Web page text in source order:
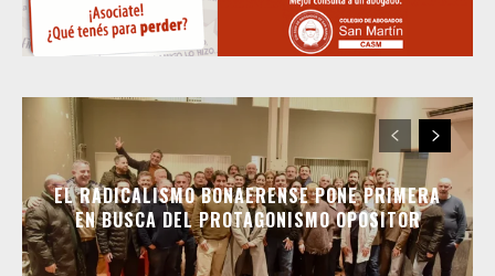
EL RADICALISMO BONAERENSE PONE PRIMERA
EN BUSCA DEL PROTAGONISMO OPOSITOR